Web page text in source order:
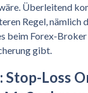
Überleitend
Regel, nämlich
beim Forex-
gibt.
Stop-Loss